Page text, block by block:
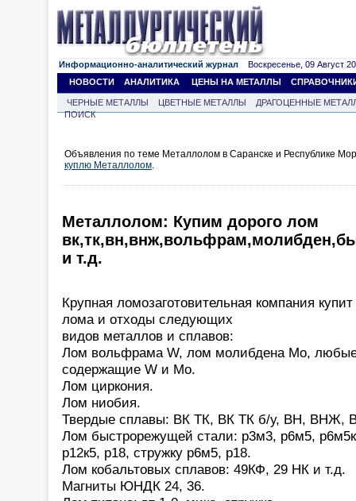
Информационно-аналитический журнал Воскресенье, 09 Август
НОВОСТИ
АНАЛИТИКА ЦЕНЫ НА МЕТАЛЛЫ
ЧЕРНЫЕ МЕТАЛЛЫ ЦВЕТНЫЕ МЕТАЛЛЫ
ДРАГОЦЕННЫЕ
ПОИСК
Объявления по теме Металлолом в Саранске и Республике
куплю Металлолом.
Металлолом: Купим дорого лом
и т.д.
Крупная ломозаготовительная компания
лома и отходы следующих
видов металлов и сплавов:
Лом вольфрама W, лом молибдена Mo,
содержащие W и Mo.
Лом циркония.
Лом ниобия.
Твердые сплавы: ВК ТК, ВК ТК б/у, ВН,
Лом быстрорежущей стали: р3м3, р6м5,
р12к5, р18, стружку р6м5, р18.
Лом кобальтовых сплавов: 49КФ, 29 НК и т.д.
Магниты ЮНДК 24, 36.